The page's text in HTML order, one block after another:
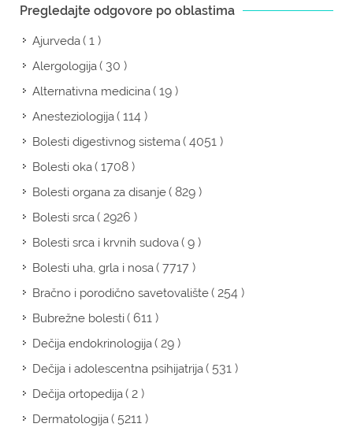
Pregledajte odgovore po oblastima
Ajurveda( 1 )
Alergologija( 30 )
Alternativna medicina( 19 )
Anesteziologija( 114 )
Bolesti digestivnog sistema( 4051 )
Bolesti oka( 1708 )
Bolesti organa za disanje( 829 )
Bolesti srca( 2926 )
Bolesti srca i krvnih sudova( 9 )
Bolesti uha, grla i nosa( 7717 )
Bračno i porodično savetovalište( 254 )
Bubrežne bolesti( 611 )
Dečija endokrinologija( 29 )
Dečija i adolescentna psihijatrija( 531 )
Dečija ortopedija( 2 )
Dermatologija( 5211 )